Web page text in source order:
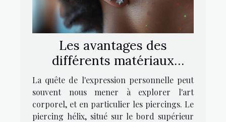
Les avantages des
différents matériaux
utilisés pour les piercings
hélix
La quête de l'expression personnelle peut
souvent nous mener à explorer l'art
corporel, et en particulier les piercings. Le
piercing hélix, situé sur le bord supérieur